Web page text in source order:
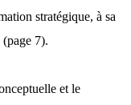
stratégique, à sa
7).
et le